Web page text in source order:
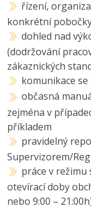
řízení,
konkrétní
dohled nad
(dodržování
zákaznických
komunikace
občasná
zejména v
příkladem
pravidelný
Supervizorem/
práce v
otevírací doby
nebo 9:00 –